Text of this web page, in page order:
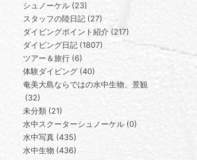
シュノーケル 23
スタッフの陸日記 27
ダイビングポイント紹介 217
ダイビング日記 1807
ツアー＆旅行 6
体験ダイビング 40
奄美大島ならではの水中生物、景観
32
未分類 21
水中スクーターシュノーケル 0
水中写真 435
水中生物 436